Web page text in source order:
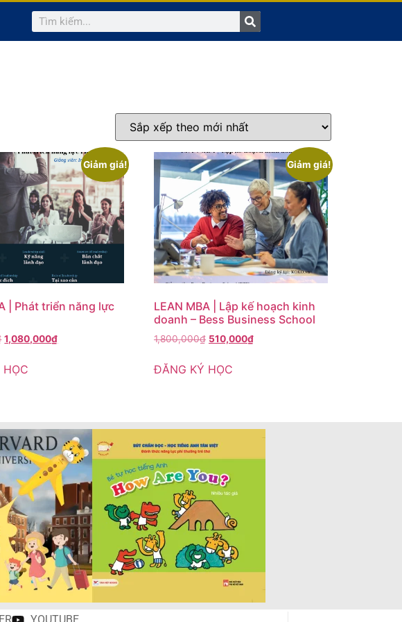
Giảm giá!
| Phát triển năng lực
1,080,000₫
Giảm giá!
LEAN MBA | Lập kế hoạch kinh
doanh – Bess Business School
1,800,000₫ 510,000₫
ĐĂNG KÝ HỌC